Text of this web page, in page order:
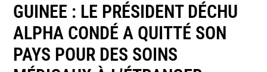
GUINEE : LE PRÉSIDENT DÉCHU
ALPHA CONDÉ A QUITTÉ SON
PAYS POUR DES SOINS